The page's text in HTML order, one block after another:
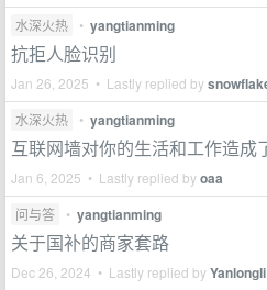
水深火热 • yangtianming
抗拒人脸识别
Jan 26, 2025 • Lastly replied by
水深火热 • yangtianming
互联网墙对你的生活和工作造成
Jan 6, 2025 • Lastly replied byoaa
问与答 • yangtianming
关于国补的商家套路
Dec 26, 2024 • Lastly replied byYanlongli